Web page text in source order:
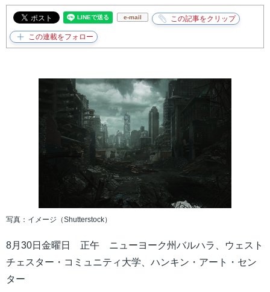
e-mail
写真：イメージ（Shutterstock）
8月30日金曜日 正午 ニューヨーク州バルハラ、ウェスト
チェスター・コミュニティ大学、ハンキン・アート・セン
ター